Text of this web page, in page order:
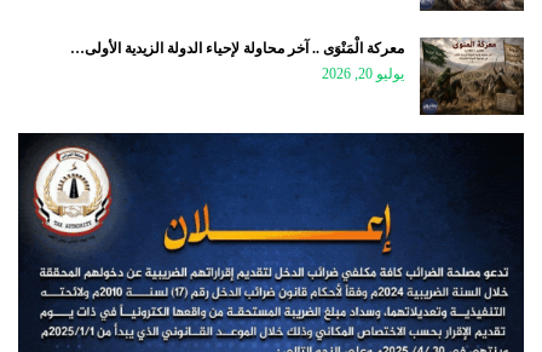
معركة الْمَنْوَى .. آخر محاولة لإحياء الدولة الزيدية الأولى…
يوليو 20, 2026